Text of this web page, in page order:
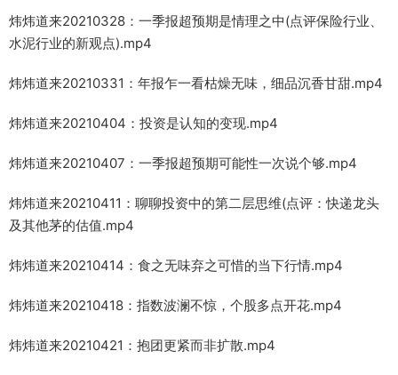
炜炜道来20210328：一季报超预期是情理之中(点评保险行业、
水泥行业的新观点).mp4
炜炜道来20210331：年报乍一看枯燥无味，细品沉香甘甜.mp4
炜炜道来20210404：投资是认知的变现.mp4
炜炜道来20210407：一季报超预期可能性一次说个够.mp4
炜炜道来20210411：聊聊投资中的第二层思维(点评：快递龙头
及其他茅的估值.mp4
炜炜道来20210414：食之无味弃之可惜的当下行情.mp4
炜炜道来20210418：指数波澜不惊，个股多点开花.mp4
炜炜道来20210421：抱团更紧而非扩散.mp4